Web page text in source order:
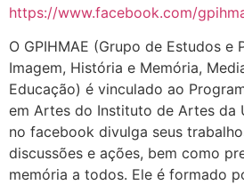
https://www.facebook.com/
O GPIHMAE (Grupo de Estudos e
Imagem, História e Memória,
Educação) é vinculado ao
em Artes do Instituto de Artes da
no facebook divulga seus
discussões e ações, bem como
memória a todos. Ele é formado